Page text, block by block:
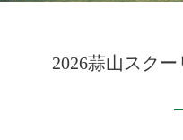
2026蒜山スク